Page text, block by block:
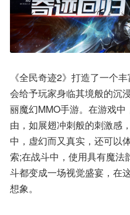
《全民奇迹2》打造了一个
会给予玩家身临其境般的沉
丽魔幻MMO手游。在游戏
由，如展翅冲刺般的刺激感
中，虚幻而又真实，还可以
索;在战斗中，使用具有魔法
斗都变成一场视觉盛宴，在
想象。